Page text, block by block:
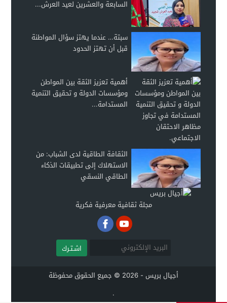
السابعة والعشرين لعيد العرش...
سبتة… عندما يهتز سؤال المواطنة
قبل أن تهتز الحدود
أهمية تعزيز الثقة بين المواطن
ومؤسسات الدولة و تحقيق التنمية
المستدامة...
الثقافة الطاقية لدى الشباب: من
الاستهلاك إلى تطبيقات الذكاء
الطاقي النسقي
مجلة ثقافية معرفية فكرية
اشـتـرك
أجيال بريس - 2026 © جميع الحقوق محفوظة
.